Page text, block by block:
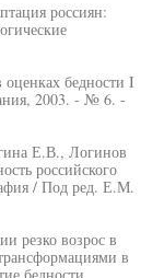
россиян:
бедности I
2003. - № 6. -
Е.В., Логинов
российского
/ Под ред. Е.М.
резко возрос в
в